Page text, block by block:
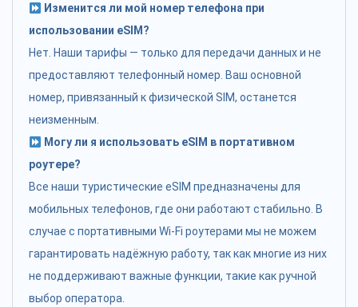
Изменится ли мой номер телефона при
использовании eSIM?
Нет. Наши тарифы — только для передачи данных и не
предоставляют телефонный номер. Ваш основной
номер, привязанный к физической SIM, останется
неизменным.
Могу ли я использовать eSIM в портативном
роутере?
Все наши туристические eSIM предназначены для
мобильных телефонов, где они работают стабильно. В
случае с портативными Wi-Fi роутерами мы не можем
гарантировать надёжную работу, так как многие из них
не поддерживают важные функции, такие как ручной
выбор оператора.